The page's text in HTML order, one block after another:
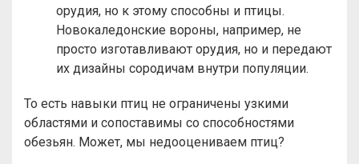
орудия, но к этому способны и птицы.
Новокаледонские вороны, например, не
просто изготавливают орудия, но и передают
их дизайны сородичам внутри популяции.
То есть навыки птиц не ограничены узкими
областями и сопоставимы со способностями
обезьян. Может, мы недооцениваем птиц?